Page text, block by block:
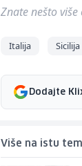
Znate nešto
Italija Sicilija
Dodajte
Više na istu